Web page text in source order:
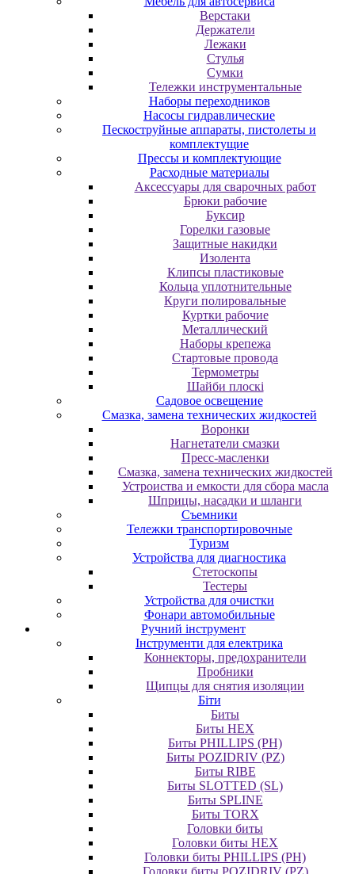
Верстаки
Держатели
Лежаки
Стулья
Сумки
Тележки инструментальные
Наборы переходников
Насосы гидравлические
Пескоструйные аппараты, пистолеты и
комплектущие
Прессы и комплектующие
Расходные материалы
Аксессуары для сварочных работ
Брюки рабочие
Буксир
Горелки газовые
Защитные накидки
Изолента
Клипсы пластиковые
Кольца уплотнительные
Круги полировальные
Куртки рабочие
Металлический
Наборы крепежа
Стартовые провода
Термометры
Шайби плоскі
Садовое освещение
Смазка, замена технических жидкостей
Воронки
Нагнетатели смазки
Пресс-масленки
Смазка, замена технических жидкостей
Устроиства и емкости для сбора масла
Шприцы, насадки и шланги
Съемники
Тележки транспортировочные
Туризм
Устройства для диагностика
Стетоскопы
Тестеры
Устройства для очистки
Фонари автомобильные
Ручний інструмент
Інструменти для електрика
Коннекторы, предохранители
Пробники
Щипцы для снятия изоляции
Біти
Биты
Биты HEX
Биты PHILLIPS (PH)
Биты POZIDRIV (PZ)
Биты RIBE
Биты SLOTTED (SL)
Биты SPLINE
Биты TORX
Головки биты
Головки биты HEX
Головки биты PHILLIPS (PH)
Головки биты POZIDRIV (PZ)